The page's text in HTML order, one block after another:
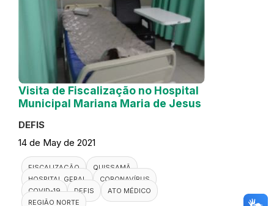
Visita de Fiscalização no Hospital
Municipal Mariana Maria de Jesus
DEFIS
14 de May de 2021
FISCALIZAÇÃO
QUISSAMÃ
HOSPITAL GERAL
CORONAVÍRUS
COVID-19
DEFIS
ATO MÉDICO
REGIÃO NORTE